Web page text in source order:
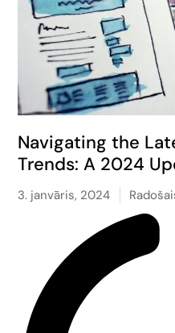
Navigating the
Trends: A 2024
3. janvāris, 2024